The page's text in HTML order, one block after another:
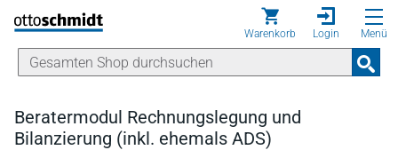
Direkt zum Inhalt
Warenkorb Login Menü
Beratermodul Rechnungslegung und
Bilanzierung (inkl. ehemals ADS)